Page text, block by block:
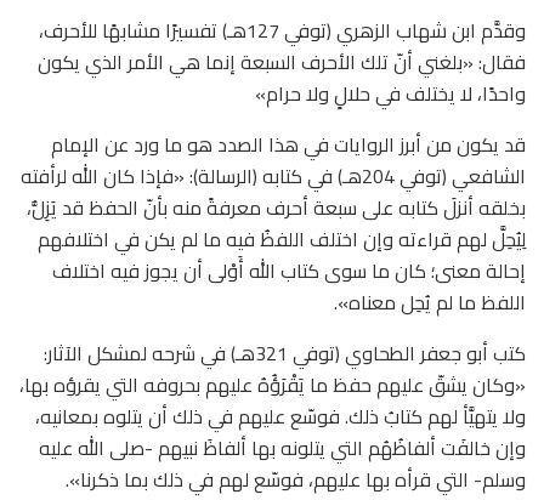
وقدَّم ابن شهاب الزهري (توفي 127هـ) تفسيرًا مشابهًا للأحرف،
فقال: «بلغني أنّ تلك الأحرف السبعة إنما هي الأمر الذي يكون
واحدًا، لا يختلف في حلالٍ ولا حرام»
قد يكون من أبرز الروايات في هذا الصدد هو ما ورد عن الإمام
الشافعي (توفي 204هـ) في كتابه (الرسالة): «فإذا كان الله لرأفته
بخلقه أنزلَ كتابه على سبعة أحرف معرفةً منه بأنّ الحفظ قد يَزِلُّ،
لِيُحِلَّ لهم قراءته وإن اختلف اللفظُ فيه ما لم يكن في اختلافهم
إحالة معنى؛ كان ما سوى كتاب الله أَوْلى أن يجوز فيه اختلاف
اللفظ ما لم يُحِل معناه».
كتب أبو جعفر الطحاوي (توفي 321هـ) في شرحه لمشكل الآثار:
«وكان يشقّ عليهم حفظ ما يَقْرَؤُهُ عليهم بحروفه التي يقرؤه بها،
ولا يتهيَّأ لهم كتابُ ذلك. فوسّع عليهم في ذلك أن يتلوه بمعانيه،
وإن خالفَت ألفاظُهُم التي يتلونه بها ألفاظَ نبيهم -صلى الله عليه
وسلم- التي قرأه بها عليهم، فوسّع لهم في ذلك بما ذكرنا».